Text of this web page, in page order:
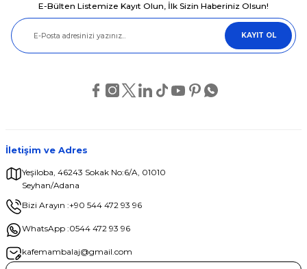
E-Bülten Listemize Kayıt Olun, İlk Sizin Haberiniz Olsun!
KAYIT OL
İletişim ve Adres
Yeşiloba, 46243 Sokak No:6/A, 01010
Seyhan/Adana
Bizi Arayın :+90 544 472 93 96
WhatsApp :0544 472 93 96
kafemambalaj@gmail.com